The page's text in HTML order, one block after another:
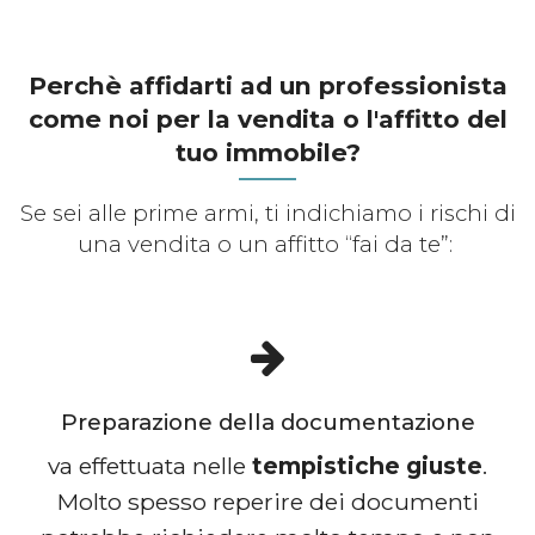
Perchè affidarti ad un professionista
come noi per la vendita o l'affitto del
tuo immobile?
Se sei alle prime armi, ti indichiamo i rischi di
una vendita o un affitto “fai da te”:
Preparazione della documentazione
va effettuata nelle tempistiche giuste.
Molto spesso reperire dei documenti